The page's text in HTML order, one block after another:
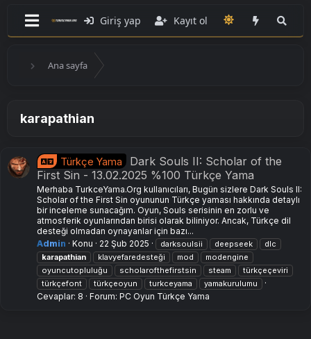
Giriş yap Kayıt ol
Ana sayfa
karapathian
Türkçe Yama
Dark Souls II: Scholar of the
First Sin - 13.02.2025 %100 Türkçe Yama
Merhaba TurkceYama.Org kullanıcıları, Bugün sizlere Dark Souls II:
Scholar of the First Sin oyununun Türkçe yaması hakkında detaylı
bir inceleme sunacağım. Oyun, Souls serisinin en zorlu ve
atmosferik oyunlarından birisi olarak biliniyor. Ancak, Türkçe dil
desteği olmadan oynayanlar için bazı...
Admin
Konu 22 Şub 2025 darksoulsii deepseek
dlc
karapathian
klavyefaredesteği mod
modengine
oyuncutopluluğu
scholarofthefirstsin steam
türkçeçeviri
türkçefont
türkçeoyun turkceyama yamakurulumu
Cevaplar: 8 Forum: PC Oyun Türkçe Yama